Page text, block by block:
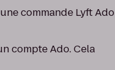
commande Lyft Ado
compte Ado. Cela